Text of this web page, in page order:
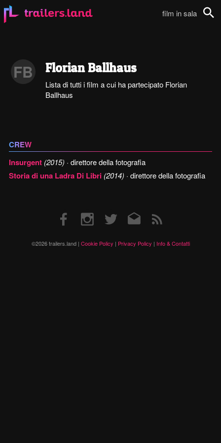
film in sala
FB Florian Ballhaus
Lista di tutti i film a cui ha partecipato Florian
Ballhaus
CREW
Insurgent (2015) · direttore della fotografia
Storia di una Ladra Di Libri (2014) · direttore della fotografia
©2026 trailers.land | Cookie Policy | Privacy Policy | Info & Contatti